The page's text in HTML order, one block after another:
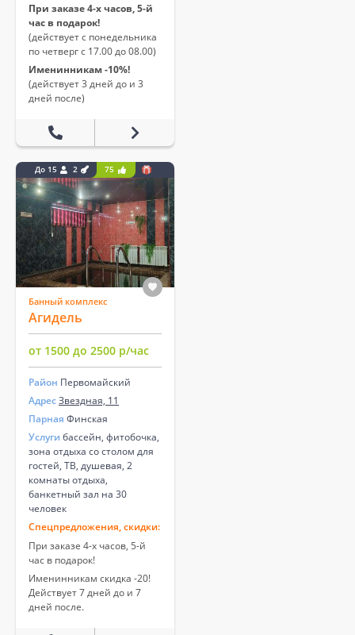
При заказе 4-х часов, 5-й
час в подарок!
(действует с понедельника
по четверг с 17.00 до 08.00)
Именинникам -10%!
(действует 3 дней до и 3
дней после)
До 15 2 75
Банный комплекс
Агидель
от 1500 до 2500 р/час
Район Первомайский
АдресЗвездная, 11
Парная Финская
Услуги бассейн, фитобочка,
зона отдыха со столом для
гостей, ТВ, душевая, 2
комнаты отдыха,
банкетный зал на 30
человек
Спецпредложения, скидки:
При заказе 4-х часов, 5-й
час в подарок!
Именинникам скидка -20!
Действует 7 дней до и 7
дней после.